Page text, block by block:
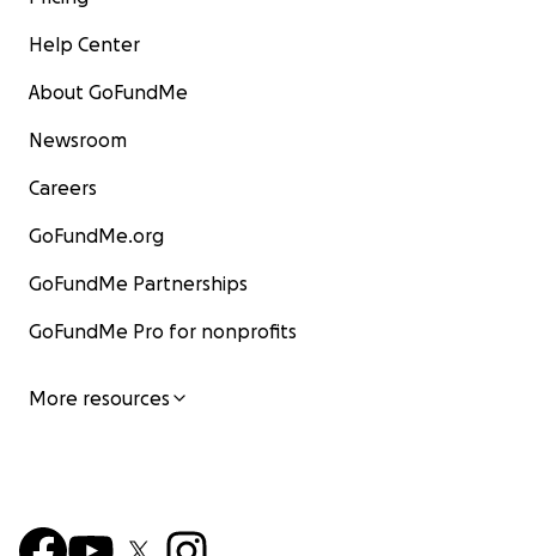
A big thank you, from the bottom of my heart, for
your support and solidarity !
Help Center
About GoFundMe
Newsroom
Careers
GoFundMe.org
GoFundMe Partnerships
GoFundMe Pro for nonprofits
More resources